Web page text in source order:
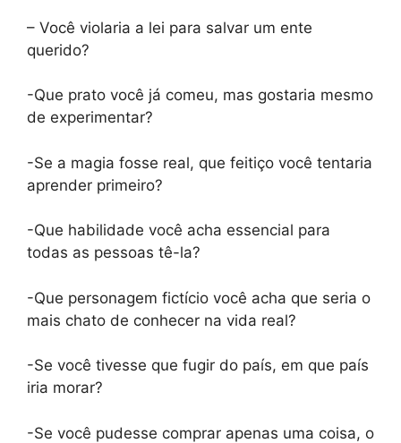
– Você violaria a lei para salvar um ente
querido?
-Que prato você já comeu, mas gostaria mesmo
de experimentar?
-Se a magia fosse real, que feitiço você tentaria
aprender primeiro?
-Que habilidade você acha essencial para
todas as pessoas tê-la?
-Que personagem fictício você acha que seria o
mais chato de conhecer na vida real?
-Se você tivesse que fugir do país, em que país
iria morar?
-Se você pudesse comprar apenas uma coisa, o